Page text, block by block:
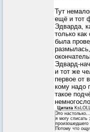
Тут
ещё и тот
Эдварда,
только
была
Эдвард-
и тот же
первое от
кому надо
такое
Цитата
Это
я могу списать
Потому что